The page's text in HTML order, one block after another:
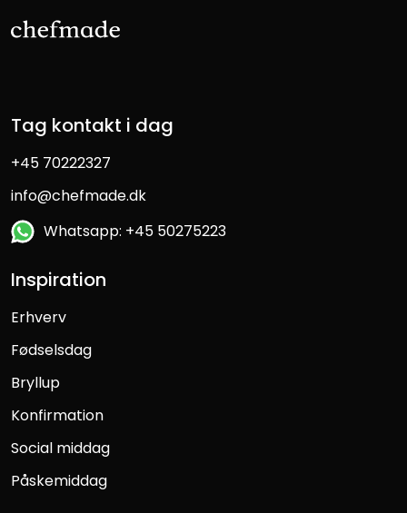
Tag kontakt i dag
+45 70222327
info@chefmade.dk
Whatsapp: +45 50275223
Inspiration
Erhverv
Fødselsdag
Bryllup
Konfirmation
Social middag
Påskemiddag